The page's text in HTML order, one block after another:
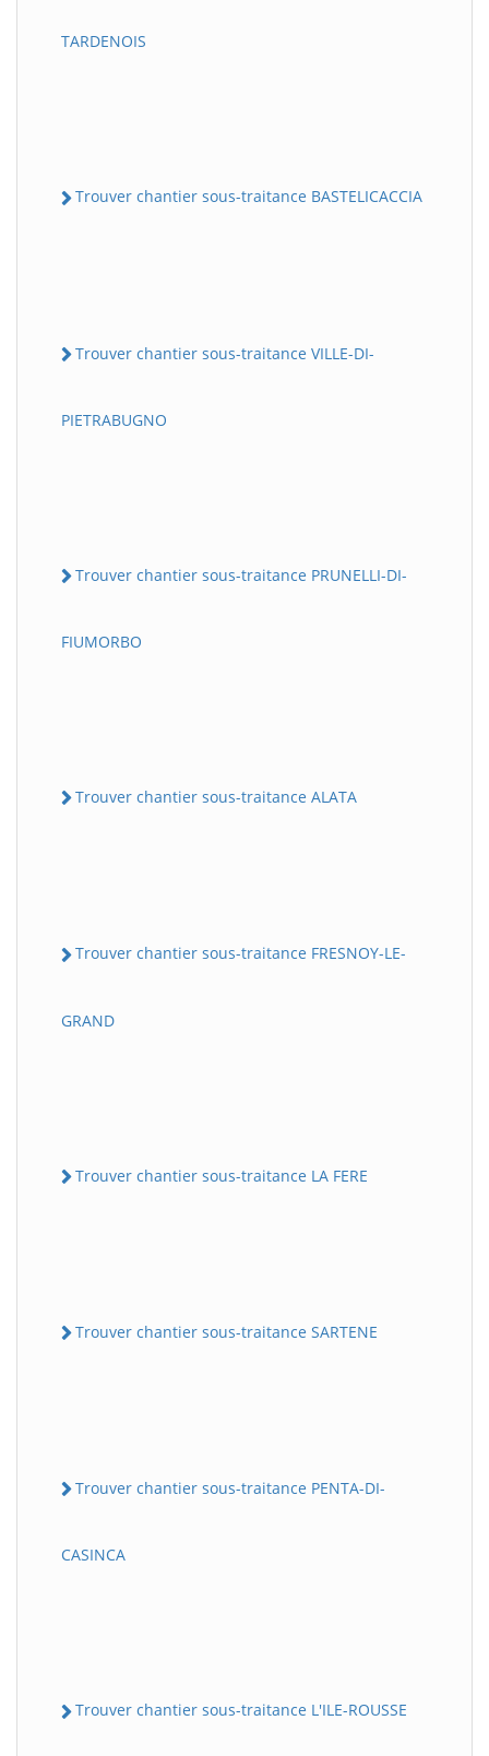
TARDENOIS
Trouver chantier sous-traitance BASTELICACCIA
Trouver chantier sous-traitance VILLE-DI-
PIETRABUGNO
Trouver chantier sous-traitance PRUNELLI-DI-
FIUMORBO
Trouver chantier sous-traitance ALATA
Trouver chantier sous-traitance FRESNOY-LE-
GRAND
Trouver chantier sous-traitance LA FERE
Trouver chantier sous-traitance SARTENE
Trouver chantier sous-traitance PENTA-DI-
CASINCA
Trouver chantier sous-traitance L'ILE-ROUSSE